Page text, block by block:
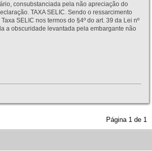
consubstanciada pela não apreciação do
TAXA SELIC. Sendo o ressarcimento
SELIC nos termos do §4º do art. 39 da Lei nº
a obscuridade levantada pela embargante não
Página 1 de 1